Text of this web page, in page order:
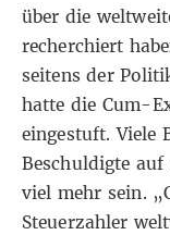
über die
recherchiert
seitens der
hatte die Cum-
eingestuft. Viele
Beschuldigte auf
viel mehr sein. „
Steuerzahler